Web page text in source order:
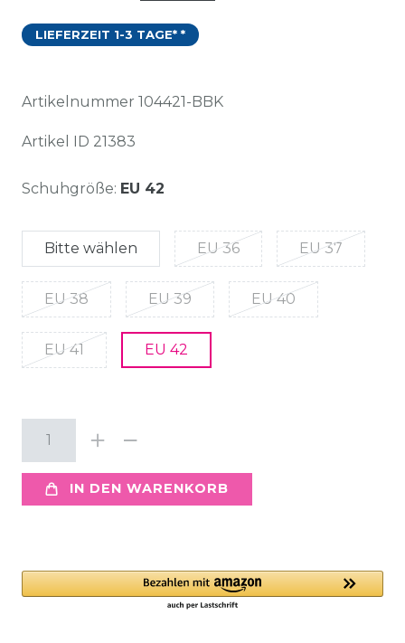
LIEFERZEIT 1-3 TAGE* *
Artikelnummer 104421-BBK
Artikel ID 21383
Schuhgröße: EU 42
Bitte wählen EU 36 EU 37
EU 38 EU 39 EU 40
EU 41 EU 42
IN DEN WARENKORB